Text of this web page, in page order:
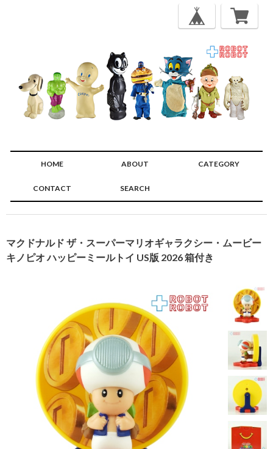
HOME ABOUT CATEGORY
CONTACT SEARCH
マクドナルド ザ・スーパーマリオギャラクシー・ムービー
キノピオ ハッピーミールトイ US版 2026 箱付き